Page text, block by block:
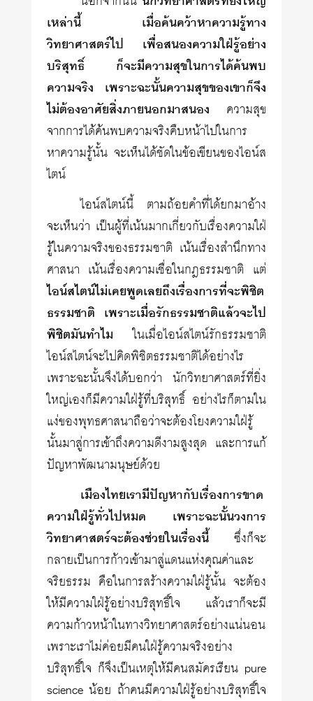
เหล่านี้ เมื่อค้นคว้าหา​ความรู้ทาง
วิทยาศาสตร์ไป เพื่อสนองความใฝ่รู้อย่าง
บริสุทธิ์ ก็จะมีความสุขในการได้ค้นพบ
ความจริง เพราะฉะนั้นความสุขของเขาก็จึง
ไม่ต้องอาศัยสิ่งภายนอกมาสนอง ความสุข
จากการได้ค้นพบความจริงคืบหน้าไปในการ
หาความรู้นั้น จะเห็นได้ชัดในข้อเขียนของไอน์ส
ไตน์
ไอน์สไตน์นี้ ตามถ้อยคำที่ได้ยกมาอ้าง
จะเห็นว่า เป็นผู้ที่เน้นมากเกี่ยวกับเรื่องความใฝ่
รู้ในความจริงของธรรมชาติ เน้นเรื่องสำนึกทาง
ศาสนา เน้นเรื่องความเชื่อในกฎธรรมชาติ แต่
ไอน์สไตน์ไม่เคยพูดเลยถึงเรื่องการที่จะพิชิต
ธรรมชาติ เพราะเมื่อรักธรรมชาติแล้วจะไป
พิชิตมันทำไม ในเมื่อไอน์สไตน์รักธรรมชาติ
ไอน์สไตน์จะไปคิดพิชิตธรรมชาติได้อย่างไร
เพราะฉะนั้นจึงได้บอกว่า นักวิทยาศาสตร์ที่ยิ่ง
ใหญ่เองก็มีความใฝ่รู้ที่บริสุทธิ์ อย่างไรก็ตามใน
แง่ของพุทธศาสนาถือว่าจะต้องโยงความใฝ่รู้
นั้นมาสู่การเข้าถึงความดีงามสูงสุด และการแก้
ปัญหาพัฒนามนุษย์ด้วย
เมืองไทยเรามีปัญหากับเรื่องการขาด
ความใฝ่รู้ทั่วไปหมด เพราะฉะนั้นวงการ
วิทยาศาสตร์จะต้องช่วยในเรื่องนี้ ซึ่งก็จะ
กลายเป็นการก้าวเข้ามาสู่แดนแห่งคุณค่าและ
จริยธรรม คือในการสร้างความใฝ่รู้นั้น จะต้อง
ให้มีความใฝ่รู้อย่างบริสุทธิ์ใจ แล้วเราก็จะมี
ความก้าวหน้าในทางวิทยาศาสตร์อย่างแน่นอน
เพราะเราไม่ค่อยมีคนใฝ่รู้ความจริงอย่าง
บริสุทธิ์ใจ ก็จึงเป็นเหตุให้มีคนสมัครเรียน pure
science น้อย ถ้าคนมีความใฝ่รู้อย่างบริสุทธิ์ใจ